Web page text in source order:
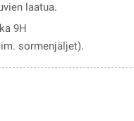
laatua.
9H
sormenjäljet).